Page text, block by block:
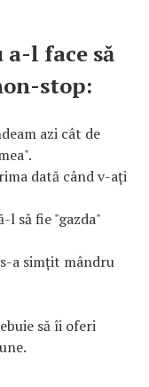
l face să
stop:
azi cât de
dată când v-ați
să fie "gazda"
a simțit mândru
să îi oferi